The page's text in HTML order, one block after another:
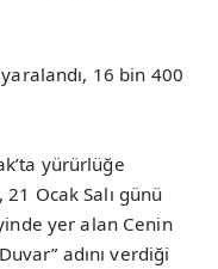
16 bin 400
yürürlüğe
Ocak Salı günü
yer alan Cenin
adını verdiği